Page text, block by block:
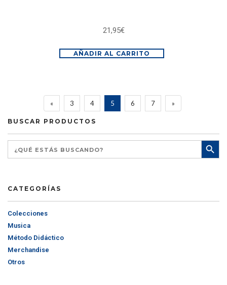
21,95€
AÑADIR AL CARRITO
« 3 4 5 6 7 »
BUSCAR PRODUCTOS
CATEGORÍAS
Colecciones
Musica
Método Didáctico
Merchandise
Otros